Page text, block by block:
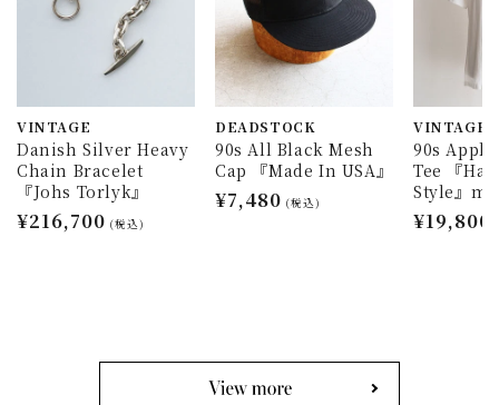
VINTAGE
Danish Silver Heavy
Chain Bracelet
『Johs Torlyk』
通
¥216,700 (税込)
DEADSTOCK
90s All Black Mesh
Cap 『Made In USA』
通
¥7,480 (税込)
VINTAGE
90s
Tee 『
Style』
通
¥19,800